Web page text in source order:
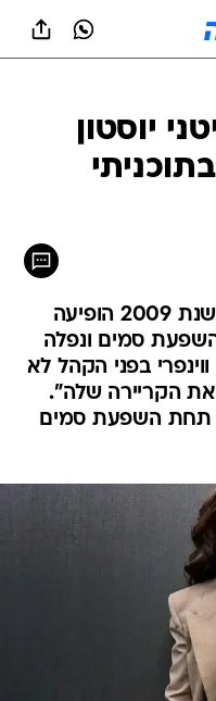
יוסטון
המגישה האגדית סיפרה כי בשנת 2009 הופיעה
השפעת סמים ונפלה
בפני הקהל לא
את הקריירה שלה".
תחת השפעת סמים